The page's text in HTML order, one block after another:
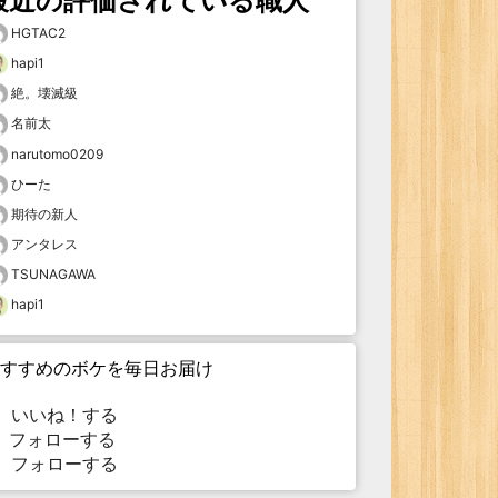
HGTAC2
hapi1
絶。壊滅級
名前太
narutomo0209
ひーた
期待の新人
アンタレス
TSUNAGAWA
hapi1
すめのボケを毎日お届け
いいね！する
ォローする
フォローする